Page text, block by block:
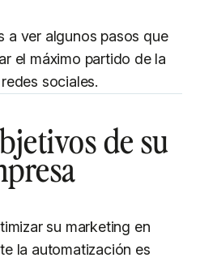
a ver algunos pasos que
el máximo partido de la
sociales.
de su
su marketing en
la automatización es